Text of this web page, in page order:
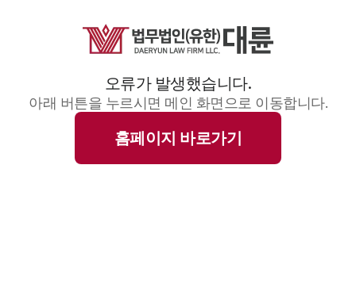
오류가 발생했습니다.
아래 버튼을 누르시면 메인 화면으로 이동합니다.
홈페이지 바로가기